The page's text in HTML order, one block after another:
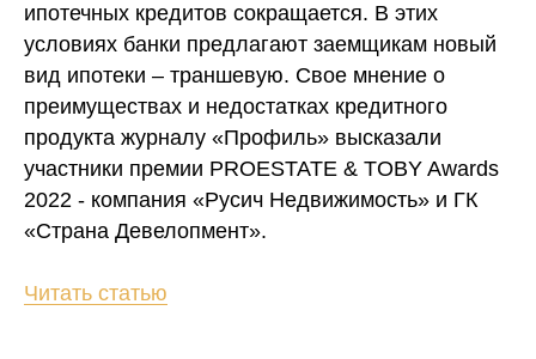
ипотечных кредитов сокращается. В этих
условиях банки предлагают заемщикам новый
вид ипотеки – траншевую. Свое мнение о
преимуществах и недостатках кредитного
продукта журналу «Профиль» высказали
участники премии PROESTATE & TOBY Awards
2022 - компания «Русич Недвижимость» и ГК
«Страна Девелопмент».
Читать статью